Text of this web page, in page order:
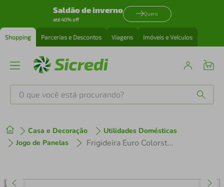
Saldão de inverno
até 40% off
Quero
Shopping Parcerias e Descontos Viagens Imóveis e Veículos
O que você está procurando?
Casa e Decoração
Utilidades Domésticas
Jogo de Panelas
Frigideira Euro Colorstone Titânio Alumínio Antiaderente 24cm Vermelha
1º tenis